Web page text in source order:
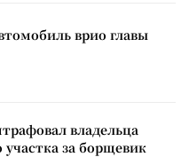
врио главы
владельца
за борщевик